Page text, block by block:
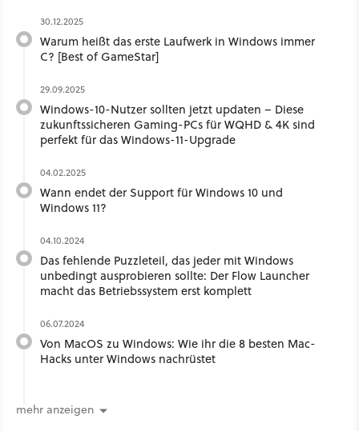
30.12.2025
Warum heißt das erste Laufwerk in Windows immer
C? [Best of GameStar]
29.09.2025
Windows-10-Nutzer sollten jetzt updaten – Diese
zukunftssicheren Gaming-PCs für WQHD & 4K sind
perfekt für das Windows-11-Upgrade
04.02.2025
Wann endet der Support für Windows 10 und
Windows 11?
04.10.2024
Das fehlende Puzzleteil, das jeder mit Windows
unbedingt ausprobieren sollte: Der Flow Launcher
macht das Betriebssystem erst komplett
06.07.2024
Von MacOS zu Windows: Wie ihr die 8 besten Mac-
Hacks unter Windows nachrüstet
mehr anzeigen